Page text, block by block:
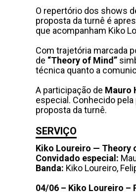
O repertório dos shows
proposta da turnê é
que acompanham Kiko
Com trajetória marcada
de “Theory of Mind”
técnica quanto a
A participação de Mauro
especial. Conhecido
proposta da turnê.
SERVIÇO
Kiko Loureiro — Theory
Convidado especial:
Banda: Kiko Loureiro,
04/06 – Kiko Loureiro –